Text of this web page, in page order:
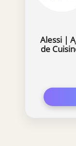
Alessi |
de